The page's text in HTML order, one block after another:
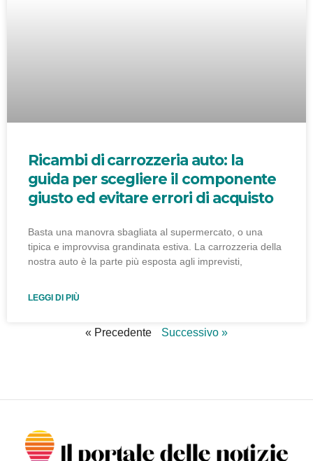
Ricambi di carrozzeria auto: la
guida per scegliere il componente
giusto ed evitare errori di acquisto
Basta una manovra sbagliata al supermercato, o una
tipica e improvvisa grandinata estiva. La carrozzeria della
nostra auto è la parte più esposta agli imprevisti,
LEGGI DI PIÙ
« Precedente Successivo »